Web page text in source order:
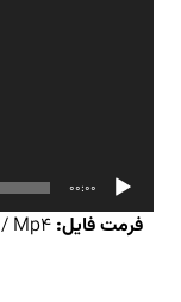
00:00
فرمت فایل: